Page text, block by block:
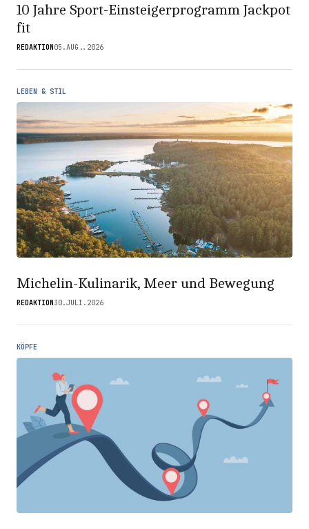
10 Jahre Sport-Einsteigerprogramm Jackpot
fit
REDAKTION 05.AUG..2026
LEBEN & STIL
Michelin-Kulinarik, Meer und Bewegung
REDAKTION 30.JULI.2026
KÖPFE